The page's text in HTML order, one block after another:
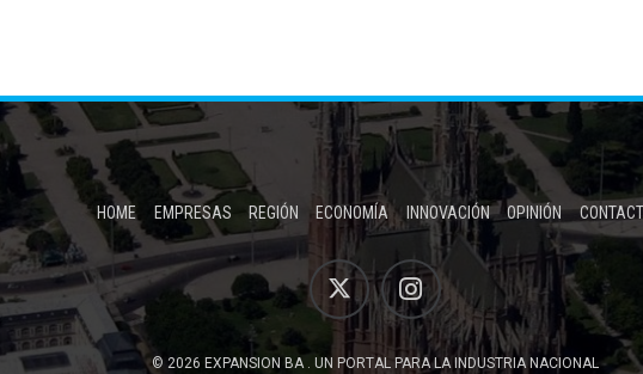
HOME EMPRESAS REGIÓN ECONOMÍA INNOVACIÓN OPINIÓN
© 2026 EXPANSION BA . UN PORTAL PARA LA INDUSTRIA NACIONAL